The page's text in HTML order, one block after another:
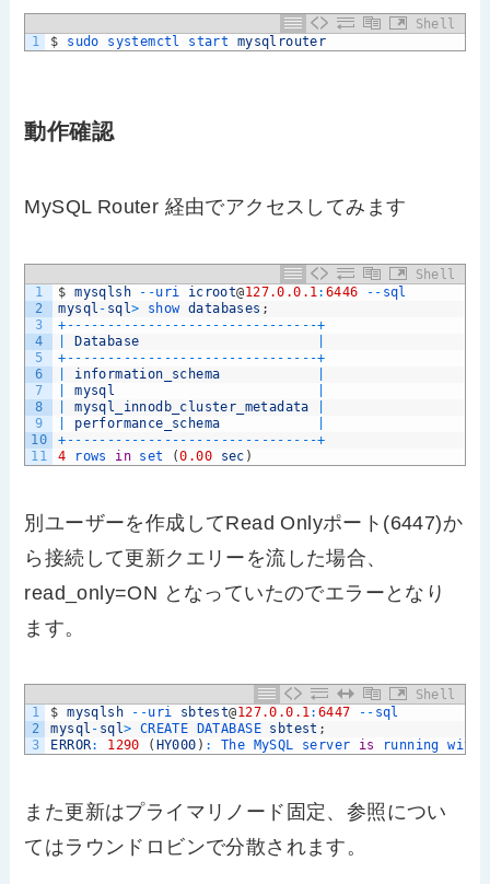
Shell
1
$ sudo systemctl start mysqlrouter
動作確認
MySQL Router 経由でアクセスしてみます
Shell
1
2
3
4
5
6
7
8
9
10
11
$ mysqlsh --uri icroot@127.0.0.1: 6446 -- sql
mysql - sql> show databases ;
+ -- -- -- -- -- -- -- -- -- -- -- -- -- -- -- -+
Database
+ -- -- -- -- -- -- -- -- -- -- -- -- -- -- -- -+
information_schema
mysql
mysql_innodb_cluster_metadata
performance_schema
+ -- -- -- -- -- -- -- -- -- -- -- -- -- -- -- -+
4
rows in set (0.00 sec )
別ユーザーを作成してRead Onlyポート(6447)か
ら接続して更新クエリーを流した場合、
read_only=ON となっていたのでエラーとなり
ます。
Shell
1
2
3
$ mysqlsh --uri sbtest@127.0.0.1: 6447 -- sql
mysql - sql> CREATE DATABASE sbtest ;
ERROR: 1290 ( HY000 ) : The MySQL server is running with
また更新はプライマリノード固定、参照につい
てはラウンドロビンで分散されます。